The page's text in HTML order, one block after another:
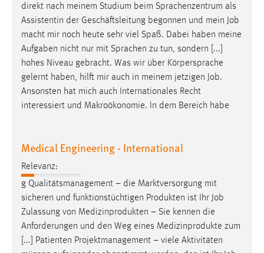
direkt nach meinem Studium beim Sprachenzentrum als
Assistentin der Geschäftsleitung begonnen und mein Job
macht mir noch heute sehr viel Spaß. Dabei haben meine
Aufgaben nicht nur mit Sprachen zu tun, sondern [...]
hohes Niveau gebracht. Was wir über Körpersprache
gelernt haben, hilft mir auch in meinem jetzigen Job.
Ansonsten hat mich auch Internationales Recht
interessiert und Makroökonomie. In dem Bereich habe
Medical Engineering - International
Relevanz:
g Qualitätsmanagement – die Marktversorgung mit
sicheren und funktionstüchtigen Produkten ist Ihr Job
Zulassung von Medizinprodukten – Sie kennen die
Anforderungen und den Weg eines Medizinprodukte zum
[...] Patienten Projektmanagement – viele Aktivitäten